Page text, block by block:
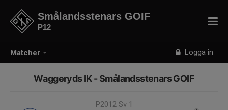
Matcher Logga in
Smålandsstenars GOIF
P12
Waggeryds IK - Smålandsstenars GOIF
P2012 Sv 1